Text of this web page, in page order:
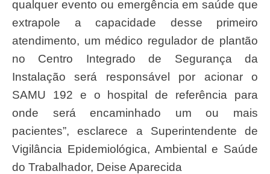
qualquer evento ou emergência em saúde que
extrapole a capacidade desse primeiro
atendimento, um médico regulador de plantão
no Centro Integrado de Segurança da
Instalação será responsável por acionar o
SAMU 192 e o hospital de referência para
onde será encaminhado um ou mais
pacientes”, esclarece a Superintendente de
Vigilância Epidemiológica, Ambiental e Saúde
do Trabalhador, Deise Aparecida